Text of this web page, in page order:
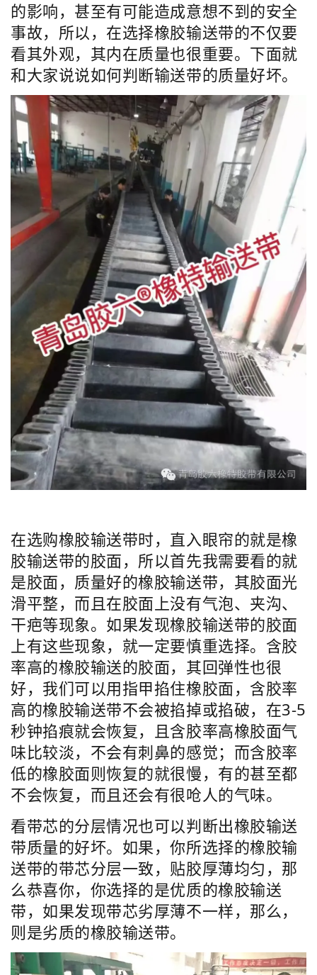
的影响，甚至有可能造成意想不到的安全
事故，所以，在选择橡胶输送带的不仅要
看其外观，其内在质量也很重要。下面就
和大家说说如何判断输送带的质量好坏。
在选购橡胶输送带时，直入眼帘的就是橡
胶输送带的胶面，所以首先我需要看的就
是胶面，质量好的橡胶输送带，其胶面光
滑平整，而且在胶面上没有气泡、夹沟、
干疤等现象。如果发现橡胶输送带的胶面
上有这些现象，就一定要慎重选择。含胶
率高的橡胶输送的胶面，其回弹性也很
好，我们可以用指甲掐住橡胶面，含胶率
高的橡胶输送带不会被掐掉或掐破，在3-5
秒钟掐痕就会恢复，且含胶率高橡胶面气
味比较淡，不会有刺鼻的感觉；而含胶率
低的橡胶面则恢复的就很慢，有的甚至都
不会恢复，而且还会有很呛人的气味。
看带芯的分层情况也可以判断出橡胶输送
带质量的好坏。如果，你所选择的橡胶输
送带的带芯分层一致，贴胶厚薄均匀，那
么恭喜你，你选择的是优质的橡胶输送
带，如果发现带芯劣厚薄不一样，那么，
则是劣质的橡胶输送带。